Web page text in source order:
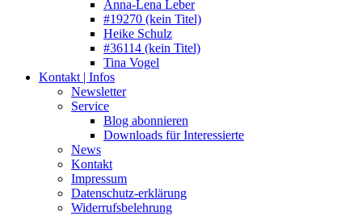
Anna-Lena Leber
#19270 (kein Titel)
Heike Schulz
#36114 (kein Titel)
Tina Vogel
Kontakt | Infos
Newsletter
Service
Blog abonnieren
Downloads für Interessierte
News
Kontakt
Impressum
Datenschutz-erklärung
Widerrufsbelehrung